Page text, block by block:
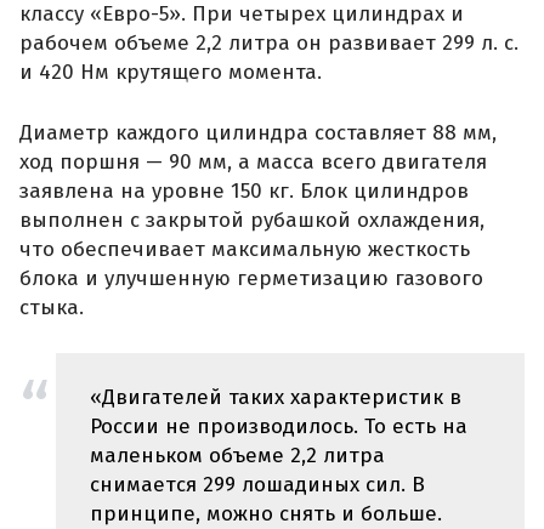
классу «Евро-5». При четырех цилиндрах и
рабочем объеме 2,2 литра он развивает 299 л. с.
и 420 Нм крутящего момента.
Диаметр каждого цилиндра составляет 88 мм,
ход поршня — 90 мм, а масса всего двигателя
заявлена на уровне 150 кг. Блок цилиндров
выполнен с закрытой рубашкой охлаждения,
что обеспечивает максимальную жесткость
блока и улучшенную герметизацию газового
стыка.
«Двигателей таких характеристик в
России не производилось. То есть на
маленьком объеме 2,2 литра
снимается 299 лошадиных сил. В
принципе, можно снять и больше.